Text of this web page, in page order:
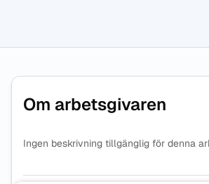
Om arbetsgivaren
Ingen beskrivning tillgänglig för denna